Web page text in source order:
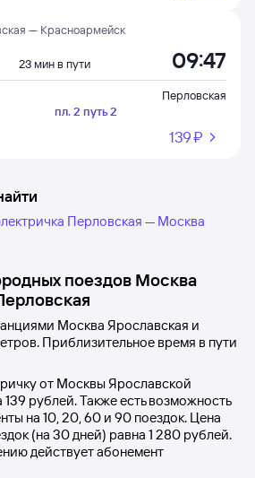
— Красноармейск
23 мин в пути 09:47
Перловская
пл. 2 путь 2
139 ⁠₽
Перловская — Москва
поездов Москва
Москва Ярославская и
Приблизительное время в пути
от Москвы Ярославской
139 рублей. Также есть возможность
на 10, 20, 60 и 90 поездок. Цена
(на 30 дней) равна 1 280 рублей.
действует абонемент